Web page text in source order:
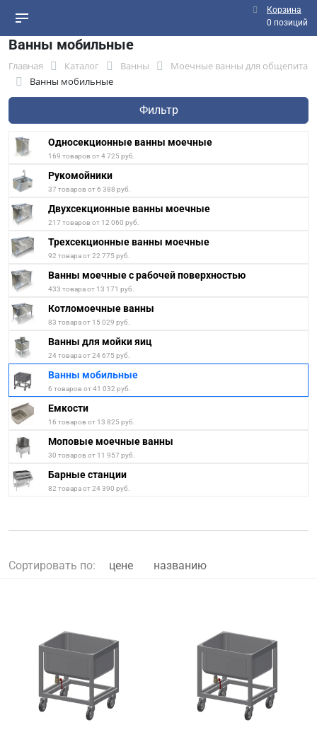
Корзина
0 позиций
Ванны мобильные
Главная Каталог Ванны
Моечные ванны для общепита
Ванны мобильные
Фильтр
Односекционные ванны моечные
169 товаров от 4 725 руб.
Рукомойники
37 товаров от 6 388 руб.
Двухсекционные ванны моечные
217 товаров от 12 060 руб.
Трехсекционные ванны моечные
92 товара от 22 775 руб.
Ванны моечные с рабочей поверхностью
433 товара от 13 171 руб.
Котломоечные ванны
83 товара от 15 029 руб.
Ванны для мойки яиц
24 товара от 24 675 руб.
Ванны мобильные
6 товаров от 41 032 руб.
Емкости
16 товаров от 13 825 руб.
Моповые моечные ванны
30 товаров от 11 957 руб.
Барные станции
82 товара от 24 390 руб.
Сортировать по: цене названию